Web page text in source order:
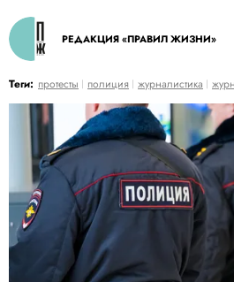
РЕДАКЦИЯ «ПРАВИЛ ЖИЗНИ»
Теги: протесты полиция журналистика